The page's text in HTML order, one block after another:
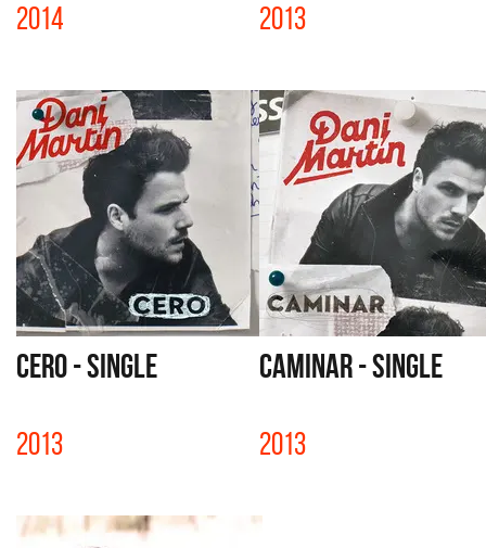
2014 2013
CERO - SINGLE
2013
CAMINAR - SINGLE
2013